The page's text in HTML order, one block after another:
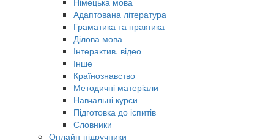
Адаптована література
Граматика та практика
Ділова мова
Інтерактив. відео
Інше
Країнознавство
Методичні матеріали
Навчальні курси
Підготовка до іспитів
Словники
Онлайн-підручники